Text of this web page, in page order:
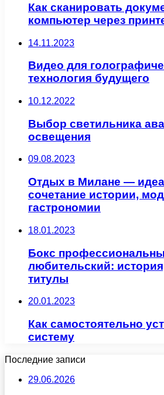
Как сканировать
компьютер через
14.11.2023
Видео для
технология будущего
10.12.2022
Выбор светильника
освещения
09.08.2023
Отдых в Милане —
сочетание истории,
гастрономии
18.01.2023
Бокс
любительский:
титулы
20.01.2023
Как самостоятельно
систему
Последние записи
29.06.2026